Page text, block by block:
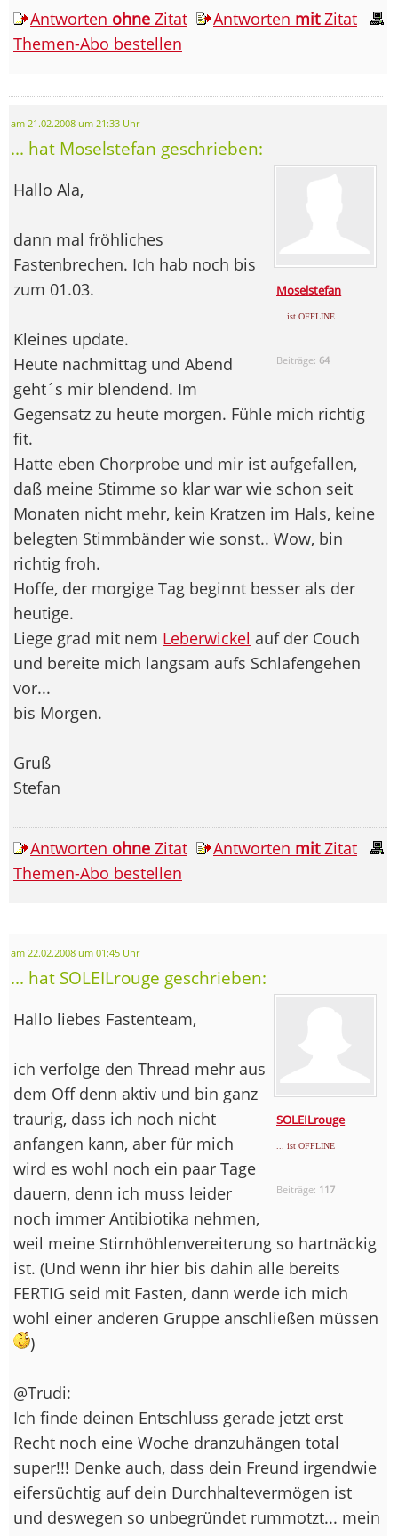
Antworten ohne Zitat Antworten mitZitat
Themen-Abo bestellen
am 21.02.2008 um 21:33 Uhr
... hat Moselstefan geschrieben:
Moselstefan
... ist OFFLINE
Beiträge: 64
Hallo Ala,
dann mal fröhliches
Fastenbrechen. Ich hab noch bis
zum 01.03.
Kleines update.
Heute nachmittag und Abend
geht´s mir blendend. Im
Gegensatz zu heute morgen. Fühle mich richtig
fit.
Hatte eben Chorprobe und mir ist aufgefallen,
daß meine Stimme so klar war wie schon seit
Monaten nicht mehr, kein Kratzen im Hals, keine
belegten Stimmbänder wie sonst.. Wow, bin
richtig froh.
Hoffe, der morgige Tag beginnt besser als der
heutige.
Liege grad mit nem Leberwickel auf der Couch
und bereite mich langsam aufs Schlafengehen
vor...
bis Morgen.
Gruß
Stefan
Antworten ohne Zitat Antworten mitZitat
Themen-Abo bestellen
am 22.02.2008 um 01:45 Uhr
... hat SOLEILrouge geschrieben:
SOLEILrouge
... ist OFFLINE
Beiträge: 117
Hallo liebes Fastenteam,
ich verfolge den Thread mehr aus
dem Off denn aktiv und bin ganz
traurig, dass ich noch nicht
anfangen kann, aber für mich
wird es wohl noch ein paar Tage
dauern, denn ich muss leider
noch immer Antibiotika nehmen,
weil meine Stirnhöhlenvereiterung so hartnäckig
ist. (Und wenn ihr hier bis dahin alle bereits
FERTIG seid mit Fasten, dann werde ich mich
wohl einer anderen Gruppe anschließen müssen
)
@Trudi:
Ich finde deinen Entschluss gerade jetzt erst
Recht noch eine Woche dranzuhängen total
super!!! Denke auch, dass dein Freund irgendwie
eifersüchtig auf dein Durchhaltevermögen ist
und deswegen so unbegründet rummotzt... mein